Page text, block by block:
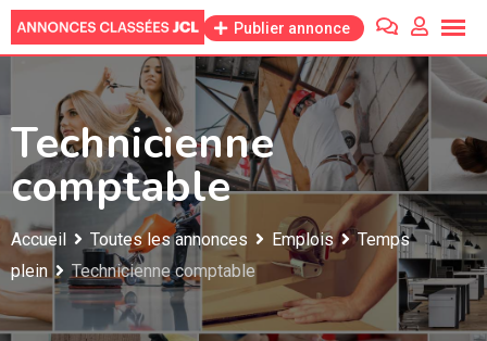
Skip
to
Publier annonce
Technicienne
comptable
Accueil Toutes les annonces Emplois
Temps
plein
Technicienne comptable